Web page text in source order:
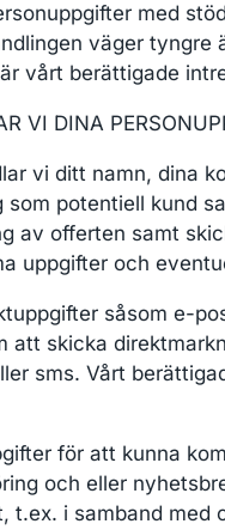
med
väger
vårt berättigade
VI DINA
vi ditt namn, dina
potentiell kund
av offerten samt
uppgifter och
såsom e-
att skicka
sms. Vårt
för att kunna
och eller
t.ex. i samband